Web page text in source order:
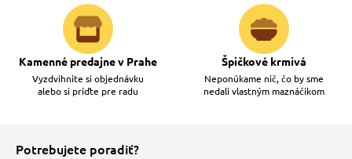
Kamenné predajne v Prahe
Vyzdvihnite si objednávku
alebo si príďte pre radu
Špičkové krmivá
Neponúkame nič, čo by sme
nedali vlastným maznáčikom
Potrebujete poradiť?